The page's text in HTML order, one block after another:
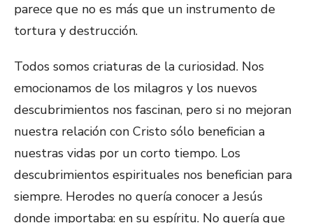
parece que no es más que un instrumento de
tortura y destrucción.
Todos somos criaturas de la curiosidad. Nos
emocionamos de los milagros y los nuevos
descubrimientos nos fascinan, pero si no mejoran
nuestra relación con Cristo sólo benefician a
nuestras vidas por un corto tiempo. Los
descubrimientos espirituales nos benefician para
siempre. Herodes no quería conocer a Jesús
donde importaba: en su espíritu. No quería que